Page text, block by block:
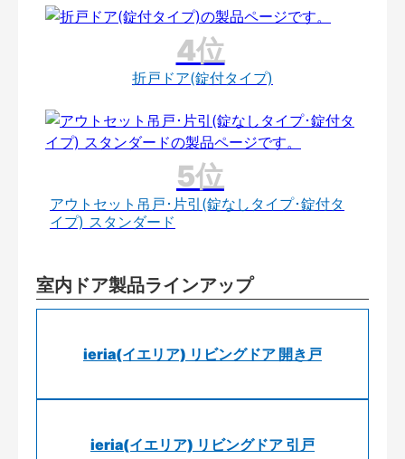
折戸ドア(錠付タイプ)
アウトセット吊戸･片引(錠なしタイプ･錠付タ
イプ) スタンダード
室内ドア製品ラインアップ
ieria(イエリア) リビングドア 開き戸
ieria(イエリア) リビングドア 引戸